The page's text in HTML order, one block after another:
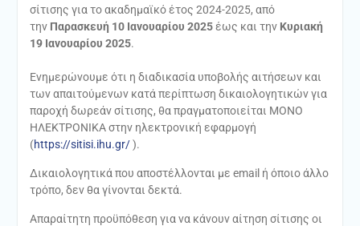
σίτισης για το ακαδημαϊκό έτος 2024-2025, από
την Παρασκευή 10 Ιανουαρίου 2025έως και την Κυριακή
19 Ιανουαρίου 2025.
Ενημερώνουμε ότι η διαδικασία υποβολής αιτήσεων και
των απαιτούμενων κατά περίπτωση δικαιολογητικών για
παροχή δωρεάν σίτισης, θα πραγματοποιείται ΜΟΝΟ
ΗΛΕΚΤΡΟΝΙΚΑ στην ηλεκτρονική εφαρμογή
(https://sitisi.ihu.gr/).
Δικαιολογητικά που αποστέλλονται με email ή όποιο άλλο
τρόπο, δεν θα γίνονται δεκτά.
Απαραίτητη προϋπόθεση για να κάνουν αίτηση σίτισης οι